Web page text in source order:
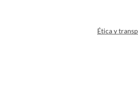
Ética y